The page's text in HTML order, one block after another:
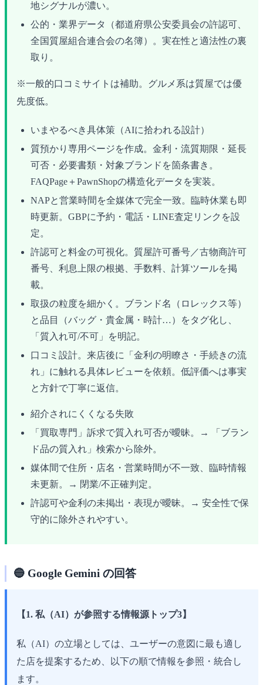
地シグナルが濃い。
公的・業界データ（都道府県公安委員会の許認可、
全国質屋組合連合会の名簿）。実在性と適法性の裏
取り。
※一般的口コミサイトは補助。グルメ系は質屋では優
先度低。
いまやるべき具体策（AIに拾われる設計）
質預かり専用ページを作成。金利・流質期限・延長
可否・必要書類・対象ブランドを箇条書き。
FAQPage＋PawnShopの構造化データを実装。
NAPと営業時間を全媒体で完全一致。臨時休業も即
時更新。GBPに予約・電話・LINE査定リンクを設
定。
許認可と料金の可視化。質屋許可番号／古物商許可
番号、利息上限の根拠、手数料、計算ツールを掲
載。
取扱の粒度を細かく。ブランド名（ロレックス等）
と品目（バッグ・貴金属・時計…）をタグ化し、
「質入れ可/不可」を明記。
口コミ設計。来店後に「金利の明瞭さ・手続きの流
れ」に触れる具体レビューを依頼。低評価へは事実
と方針で丁寧に返信。
紹介されにくくなる失敗
「買取専門」訴求で質入れ可否が曖昧。→ 「ブラン
ド品の質入れ」検索から除外。
媒体間で住所・店名・営業時間が不一致、臨時情報
未更新。→ 閉業/不正確判定。
許認可や金利の未掲出・表現が曖昧。→ 安全性で保
守的に除外されやすい。
🔵 Google Gemini の回答
【1. 私（AI）が参照する情報源トップ3】
私（AI）の立場としては、ユーザーの意図に最も適し
た店を提案するため、以下の順で情報を参照・統合し
ます。